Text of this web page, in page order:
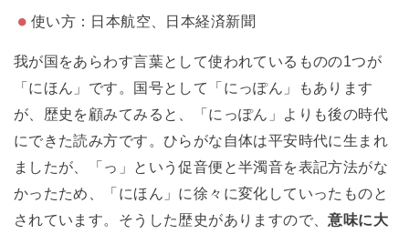
使い方：日本航空、日本経済新聞
我が国をあらわす言葉として使われているものの1つが
「にほん」です。国号として「にっぽん」もあります
が、歴史を顧みてみると、「にっぽん」よりも後の時代
にできた読み方です。ひらがな自体は平安時代に生まれ
ましたが、「っ」という促音便と半濁音を表記方法がな
かったため、「にほん」に徐々に変化していったものと
されています。そうした歴史がありますので、意味に大